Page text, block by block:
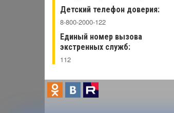
Детский телефон доверия:
8-800-2000-122
Единый номер вызова
экстренных служб:
112